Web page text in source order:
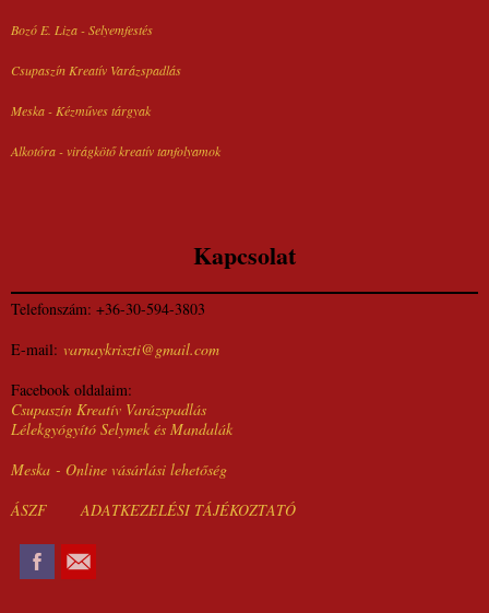
Bozó E. Liza - Selyemfestés
Csupaszín Kreatív Varázspadlás
Meska - Kézműves tárgyak
Alkotóra - virágkötő kreatív tanfolyamok
Kapcsolat
Telefonszám: +36-30-594-3803
E-mail: varnaykriszti@gmail.com
Facebook oldalaim:
Csupaszín Kreatív Varázspadlás
Lélekgyógyító Selymek és Mandalák
Meska - Online vásárlási lehetőség
ÁSZF
ADATKEZELÉSI TÁJÉKOZTATÓ